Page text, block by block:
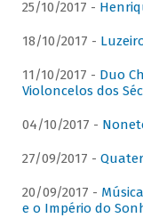
25/10/2017 -
18/10/2017 -
11/10/2017 - Duo
Violoncelos dos
04/10/2017 -
27/09/2017 -
20/09/2017 -
e o Império do